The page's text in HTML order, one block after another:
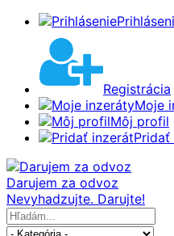
Registrácia
Moje
Môj profil
Pridať
Darujem za odvoz
Nevyhadzujte. Darujte!